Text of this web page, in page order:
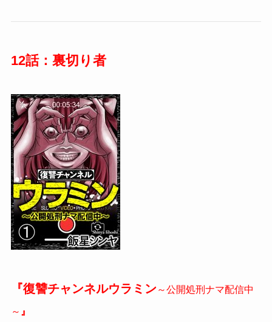
12話：裏切り者
『復讐チャンネルウラミン ～公開処刑ナマ配信中
～ 』